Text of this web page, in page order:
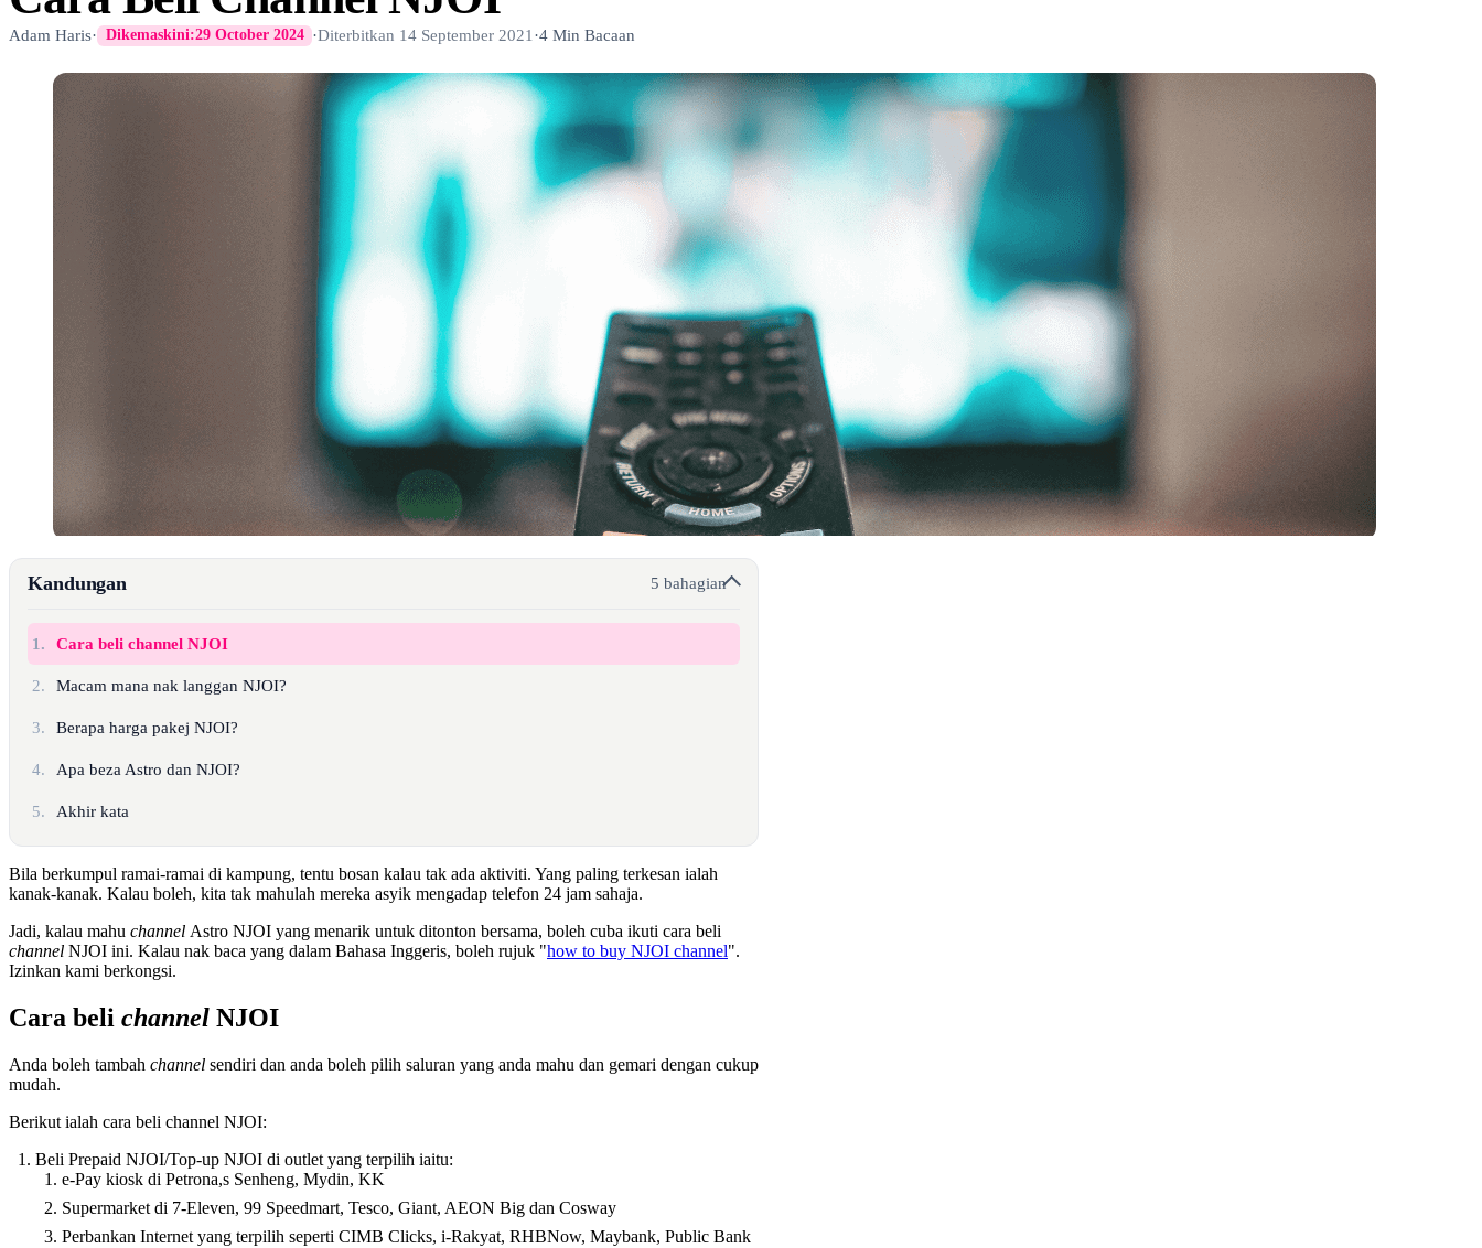
Adam Haris· Dikemaskini:29 October 2024 ·Diterbitkan 14 September 2021 ·4 Min Bacaan
Kandungan 5 bahagian
1. Cara beli channel NJOI
2. Macam mana nak langgan NJOI?
3. Berapa harga pakej NJOI?
4. Apa beza Astro dan NJOI?
5. Akhir kata
Bila berkumpul ramai-ramai di kampung, tentu bosan kalau tak ada aktiviti. Yang paling terkesan ialah
kanak-kanak. Kalau boleh, kita tak mahulah mereka asyik mengadap telefon 24 jam sahaja.
Jadi, kalau mahu channel Astro NJOI yang menarik untuk ditonton bersama, boleh cuba ikuti cara beli
channel NJOI ini. Kalau nak baca yang dalam Bahasa Inggeris, boleh rujuk "how to buy NJOI channel".
Izinkan kami berkongsi.
Cara beli channel NJOI
Anda boleh tambah channel sendiri dan anda boleh pilih saluran yang anda mahu dan gemari dengan cukup
mudah.
Berikut ialah cara beli channel NJOI:
Beli Prepaid NJOI/Top-up NJOI di outlet yang terpilih iaitu:
e-Pay kiosk di Petrona,s Senheng, Mydin, KK
Supermarket di 7-Eleven, 99 Speedmart, Tesco, Giant, AEON Big dan Cosway
Perbankan Internet yang terpilih seperti CIMB Clicks, i-Rakyat, RHBNow, Maybank, Public Bank